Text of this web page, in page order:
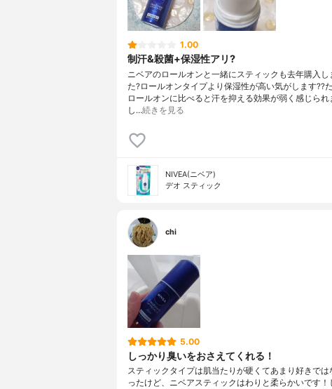
1.00
制汗&殺菌+保湿性アリ?
ニベアのロールオンと一緒にスティックも去年購入し
た?ロールオンタイプより保湿性が高い気がします??た
ロールオンに比べると汗を抑える効果が弱く感じられ
し…続きを見る
NIVEA(ニベア)
デオ スティック
chi
5.00
しっかり臭いをおさえてくれる！
スティックタイプは肌当たりが硬くてあまり好きでは
ったけど、ニベアスティックはわりと柔らかいです！